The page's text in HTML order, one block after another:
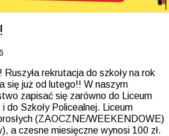
rekrutacja do szkoły na rok
się już od lutego!! W naszym
zapisać się zarówno do Liceum
do Szkoły Policealnej. Liceum
(ZAOCZNE/WEEKENDOWE)
a czesne miesięczne wynosi 100 zł.